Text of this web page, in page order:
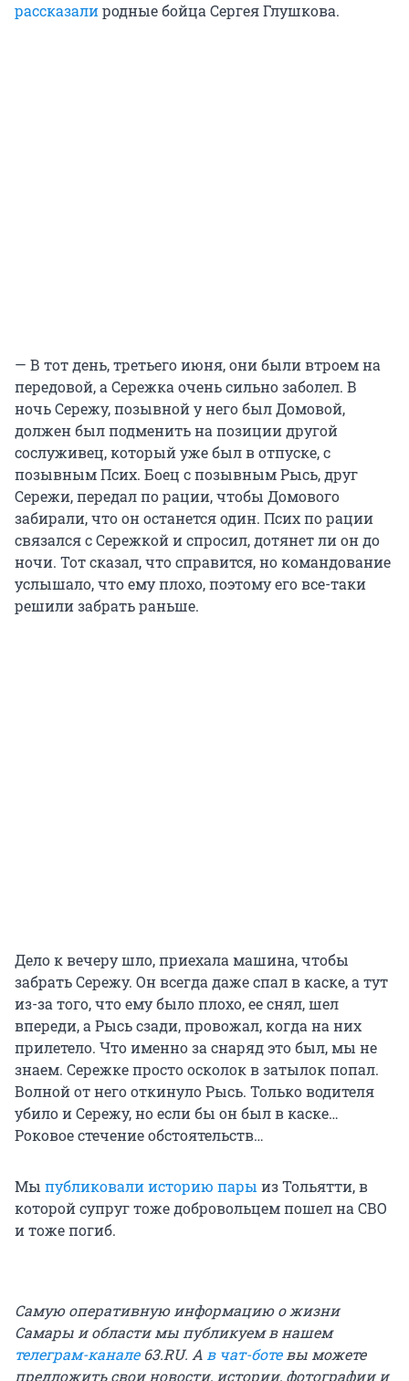
рассказалиродные бойца Сергея Глушкова.
— В тот день, третьего июня, они были втроем на
передовой, а Сережка очень сильно заболел. В
ночь Сережу, позывной у него был Домовой,
должен был подменить на позиции другой
сослуживец, который уже был в отпуске, с
позывным Псих. Боец с позывным Рысь, друг
Сережи, передал по рации, чтобы Домового
забирали, что он останется один. Псих по рации
связался с Сережкой и спросил, дотянет ли он до
ночи. Тот сказал, что справится, но командование
услышало, что ему плохо, поэтому его все-таки
решили забрать раньше.
Дело к вечеру шло, приехала машина, чтобы
забрать Сережу. Он всегда даже спал в каске, а тут
из-за того, что ему было плохо, ее снял, шел
впереди, а Рысь сзади, провожал, когда на них
прилетело. Что именно за снаряд это был, мы не
знаем. Сережке просто осколок в затылок попал.
Волной от него откинуло Рысь. Только водителя
убило и Сережу, но если бы он был в каске…
Роковое стечение обстоятельств…
Мы публиковали историю пары из Тольятти, в
которой супруг тоже добровольцем пошел на СВО
и тоже погиб.
Самую оперативную информацию о жизни
Самары и области мы публикуем в нашем
телеграм-канале63.RU. Ав чат-ботевы можете
предложить свои новости, истории, фотографии и